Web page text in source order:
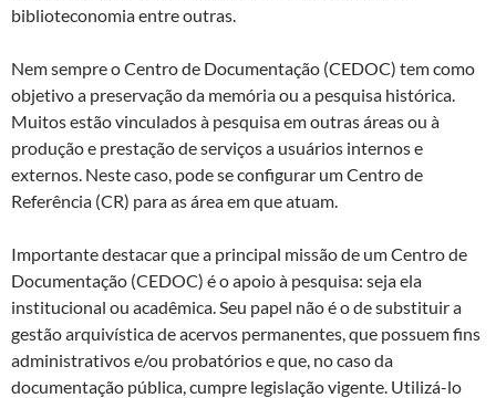
biblioteconomia entre outras.
Nem sempre o Centro de Documentação (CEDOC) tem como
objetivo a preservação da memória ou a pesquisa histórica.
Muitos estão vinculados à pesquisa em outras áreas ou à
produção e prestação de serviços a usuários internos e
externos. Neste caso, pode se configurar um Centro de
Referência (CR) para as área em que atuam.
Importante destacar que a principal missão de um Centro de
Documentação (CEDOC) é o apoio à pesquisa: seja ela
institucional ou acadêmica. Seu papel não é o de substituir a
gestão arquivística de acervos permanentes, que possuem fins
administrativos e/ou probatórios e que, no caso da
documentação pública, cumpre legislação vigente. Utilizá-lo